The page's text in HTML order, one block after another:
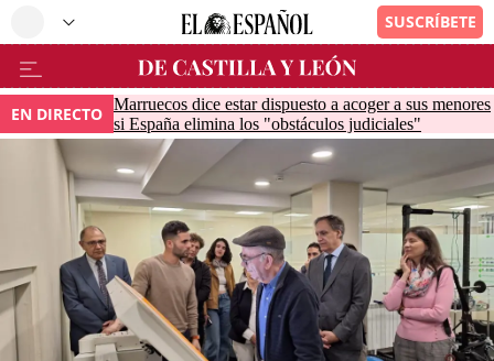
EN DIRECTO Marruecos dice estar dispuesto a acoger a sus menores
si España elimina los "obstáculos judiciales"